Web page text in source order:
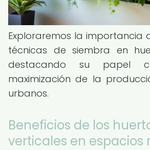
Exploraremos la importancia
técnicas de siembra en
destacando su papel
maximización de la
urbanos.
Beneficios de los
verticales en espacios